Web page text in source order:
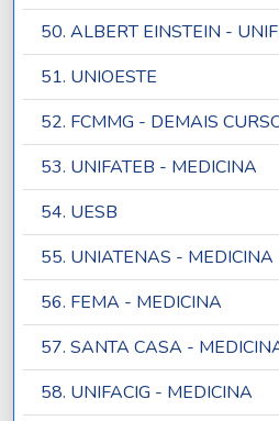
50. ALBERT EINSTEIN -
51. UNIOESTE
52. FCMMG - DEMAIS
53. UNIFATEB - MEDICINA
54. UESB
55. UNIATENAS - MEDICINA
56. FEMA - MEDICINA
57. SANTA CASA -
58. UNIFACIG - MEDICINA